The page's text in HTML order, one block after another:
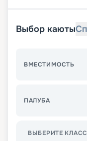
Выбор каюты
ВМЕСТИМОСТЬ
ПАЛУБА
ВЫБЕРИТЕ